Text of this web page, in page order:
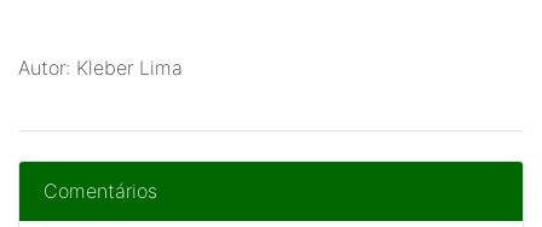
Autor: Kleber Lima
Comentários